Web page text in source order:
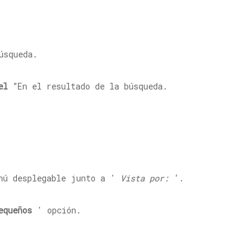
”En el resultado de la búsqueda.
desplegable junto a ' Vista por: ‘.
' opción.